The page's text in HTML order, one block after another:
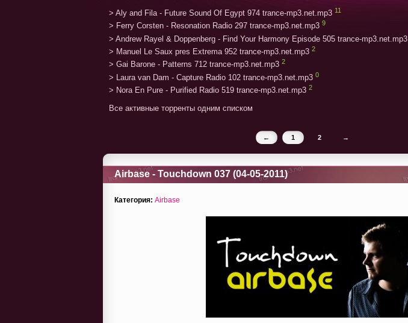
> Aly and Fila - Future Sound Of Egypt 974 trance-mp3.net.mp3 11
> Ferry Corsten - Resonation Radio 297 trance-mp3.net.mp3 9
> Andrew Rayel & Doppenberg - Find Your Harmony Episode 505 trance-mp3.net.mp3
> Manuel Le Saux pres Extrema 952 trance-mp3.net.mp3 2
> Gai Barone - Patterns 712 trance-mp3.net.mp3 2
> Laura van Dam - Capture Radio 102 trance-mp3.net.mp3 0
> Nora En Pure - Purified Radio 519 trance-mp3.net.mp3 2
Все активные торренты одним списком
← 1 2 →
Airbase - Touchdown 037 (04-05-2011)
Категория: Airbase